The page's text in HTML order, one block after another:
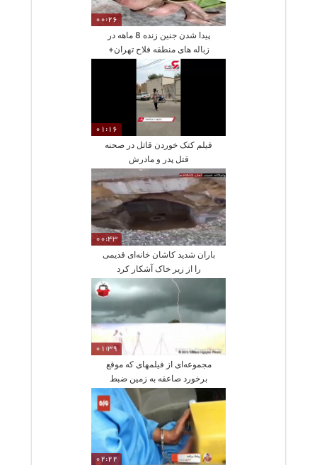
00:26
پیدا شدن جنین زنده 8 ماهه در
زباله های منطقه فلاح تهران+
ویدیو
01:16
فیلم کتک خوردن قاتل در صحنه
قتل پدر و مادرش
00:43
باران شدید کاشان خانه‌ای قدیمی
را از زیر خاک آشکار کرد
01:39
مجموعه‌ای از فیلمهای که موقع
برخورد صاعقه به زمین ضبط
‌شده
02:22